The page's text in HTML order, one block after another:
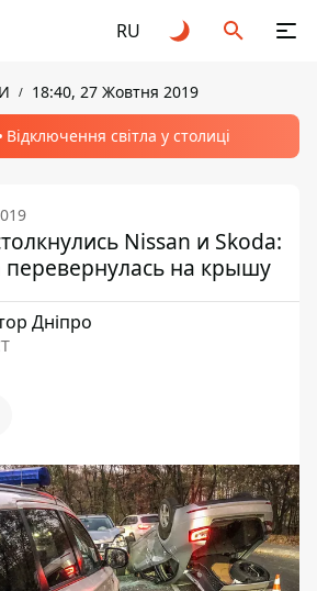
RU
18:40, 27 Жовтня 2019
Відключення світла у столиці
Nissan и Skoda:
на крышу
Дніпро